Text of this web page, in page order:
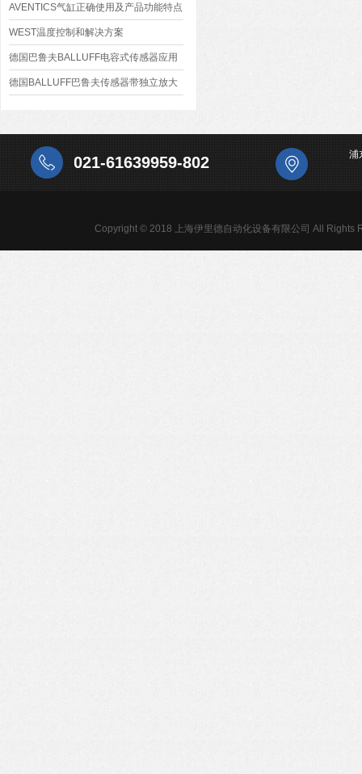
AVENTICS气缸正确使用及产品功能特点
WEST温度控制和解决方案
德国巴鲁夫BALLUFF电容式传感器应用
与分类
德国BALLUFF巴鲁夫传感器带独立放大
021-61639959-802 浦
Copyright © 2018 上海伊里德自动化设备有限公司 All Rights